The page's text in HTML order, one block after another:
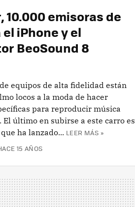
10.000 emisoras de
iPhone y el
BeoSound 8
equipos de alta fidelidad están
locos a la moda de hacer
para reproducir música
El último en subirse a este carro es
ha lanzado... LEER MÁS »
15 AÑOS